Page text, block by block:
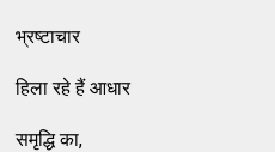
भ्रष्टाचार
हिला रहे हैं आधार
समृद्धि का,